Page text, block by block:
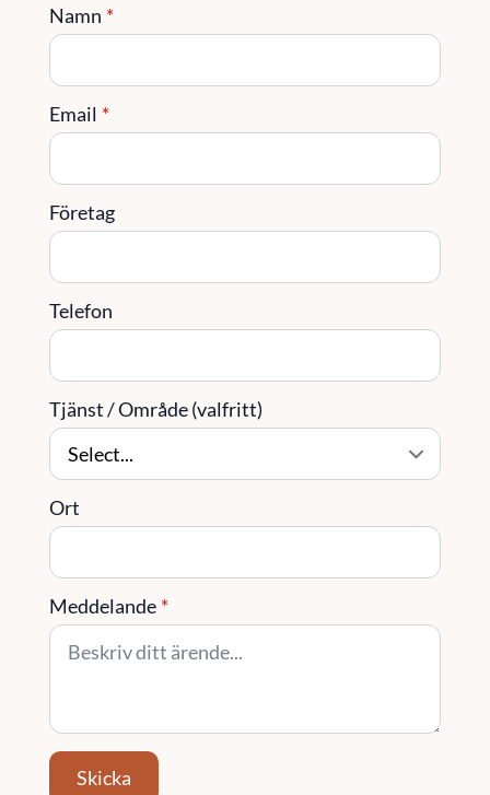
Namn *
Email *
Företag
Telefon
Tjänst / Område (valfritt)
Ort
Meddelande *
Skicka